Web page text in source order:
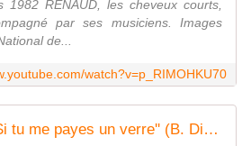
RENAUD, les cheveux courts,
par ses musiciens. Images
de...
watch?v=p_RIMOHKU70
Serge Reggiani: ''Si tu me payes un verre'' (B. Dimey/ C. Carol), 1975